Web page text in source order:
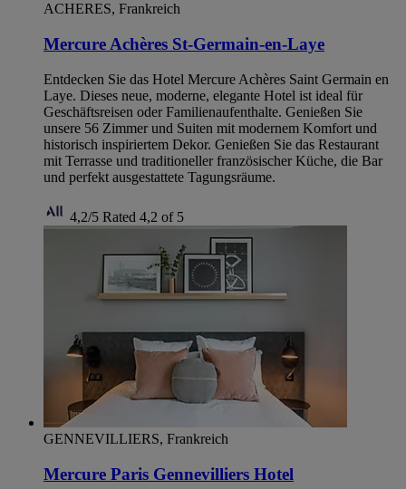
ACHERES, Frankreich
Mercure Achères St-Germain-en-Laye
Entdecken Sie das Hotel Mercure Achères Saint Germain en
Laye. Dieses neue, moderne, elegante Hotel ist ideal für
Geschäftsreisen oder Familienaufenthalte. Genießen Sie
unsere 56 Zimmer und Suiten mit modernem Komfort und
historisch inspiriertem Dekor. Genießen Sie das Restaurant
mit Terrasse und traditioneller französischer Küche, die Bar
und perfekt ausgestattete Tagungsräume.
4,2/5 Rated 4,2 of 5
GENNEVILLIERS, Frankreich
Mercure Paris Gennevilliers Hotel